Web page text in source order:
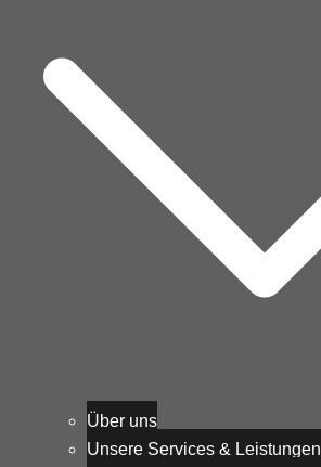
Über uns
Unsere Services & Leistungen